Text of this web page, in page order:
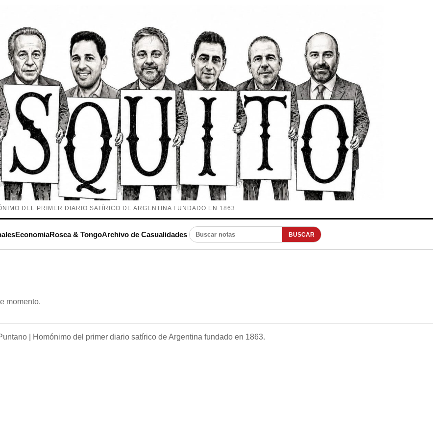
DEL PRIMER DIARIO SATÍRICO DE ARGENTINA FUNDADO EN 1863.
EconomiaRosca & TongoArchivo de Casualidades Buscar notas BUSCAR
momento.
| Homónimo del primer diario satírico de Argentina fundado en 1863.